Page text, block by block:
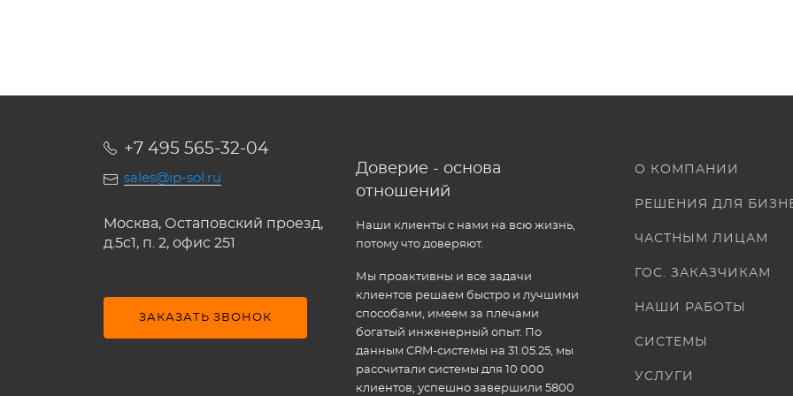
+7 495 565-32-04
sales@ip-sol.ru
Москва, Остаповский проезд,
д.5c1, п. 2, офис 251
ЗАКАЗАТЬ ЗВОНОК
Доверие - основа
отношений
Наши клиенты с нами на всю жизнь,
потому что доверяют.
Мы проактивны и все задачи
клиентов решаем быстро и лучшими
способами, имеем за плечами
богатый инженерный опыт. По
данным CRM-системы на 31.05.25, мы
рассчитали системы для 10 000
клиентов, успешно завершили 5800
О КОМПАНИИ
РЕШЕНИЯ ДЛЯ
ЧАСТНЫМ ЛИЦАМ
ГОС. ЗАКАЗЧИКАМ
НАШИ РАБОТЫ
СИСТЕМЫ
УСЛУГИ